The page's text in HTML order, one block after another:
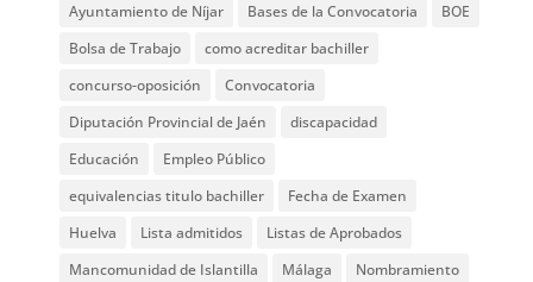
Ayuntamiento de Níjar
Bases de la Convocatoria
BOE
Bolsa de Trabajo
como acreditar bachiller
concurso-oposición
Convocatoria
Diputación Provincial de Jaén
discapacidad
Educación
Empleo Público
equivalencias titulo bachiller
Fecha de Examen
Huelva
Lista admitidos
Listas de Aprobados
Mancomunidad de Islantilla
Málaga
Nombramiento